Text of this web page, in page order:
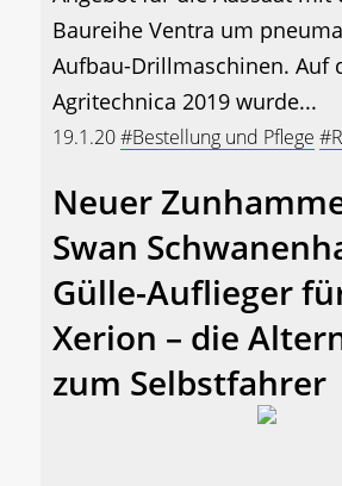
Baureihe Ventra um
Aufbau-Drillmaschinen. Auf
Agritechnica 2019 wurde...
19.1.20#Bestellung und Pflege
Neuer
Swan
Gülle-Auflieger
Xerion – die
zum Selbstfahrer